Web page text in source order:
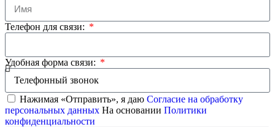
Телефон для связи:
Удобная форма связи:
Нажимая «Отправить», я даю Согласие на обработку
персональных данных На основании Политики
конфиденциальности